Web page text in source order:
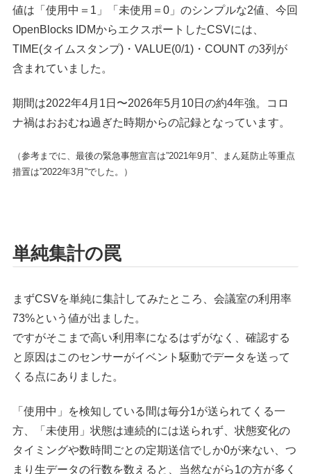
値は「使用中＝1」「未使用＝0」のシンプルな2値、今回
OpenBlocks IDMからエクスポートしたCSVには、
TIME(タイムスタンプ)・VALUE(0/1)・COUNT の3列が
含まれていました。
期間は2022年4月1日〜2026年5月10日の約4年強。コロ
ナ禍はおおむね過ぎた時期からの記録となっています。
（参考までに、最後の緊急事態宣言は”2021年9月”、まん延防止等重点
措置は”2022年3月”でした。）
単純集計の罠
まずCSVを単純に集計してみたところ、会議室の利用率
73%という値が出ました。
ですがそこまで高い利用率になるはずがなく、確認する
と原因はこのセンサーがイベント駆動でデータを送って
くる点にありました。
「使用中」を検知している間は毎分1が送られてくる一
方、「未使用」状態は連続的には送られず、状態変化の
タイミングや数時間ごとの定期送信でしか0が来ない、つ
まり生データの行数を数えると、当然ながら1の方が多く